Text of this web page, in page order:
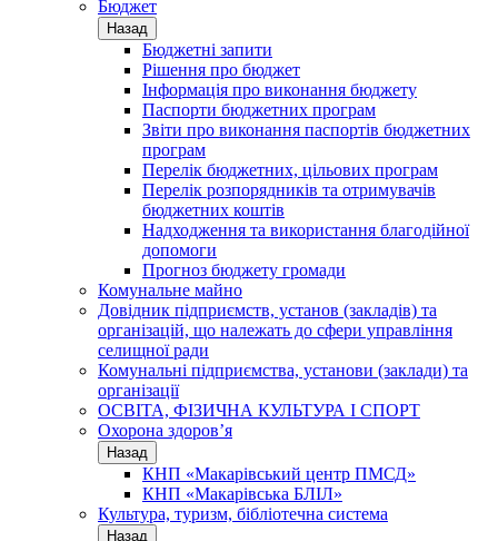
Бюджет
Назад
Бюджетні запити
Рішення про бюджет
Інформація про виконання бюджету
Паспорти бюджетних програм
Звіти про виконання паспортів бюджетних
програм
Перелік бюджетних, цільових програм
Перелік розпорядників та отримувачів
бюджетних коштів
Надходження та використання благодійної
допомоги
Прогноз бюджету громади
Комунальне майно
Довідник підприємств, установ (закладів) та
організацій, що належать до сфери управління
селищної ради
Комунальні підприємства, установи (заклади) та
організації
ОСВІТА, ФІЗИЧНА КУЛЬТУРА І СПОРТ
Охорона здоров’я
Назад
КНП «Макарівський центр ПМСД»
КНП «Макарівська БЛІЛ»
Культура, туризм, бібліотечна система
Назад